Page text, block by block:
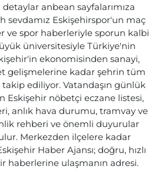
anbean sayfalarımıza
sevdamız Eskişehirspor'un maç
ve spor haberleriyle sporun kalbi
üniversitesiyle Türkiye'nin
ekonomisinden sanayi,
gelişmelerine kadar şehrin tüm
ediliyor. Vatandaşın günlük
Eskişehir nöbetçi eczane listesi,
anlık hava durumu, tramvay ve
rehberi ve önemli duyurular
Merkezden ilçelere kadar
Haber Ajansı; doğru, hızlı
haberlerine ulaşmanın adresi.